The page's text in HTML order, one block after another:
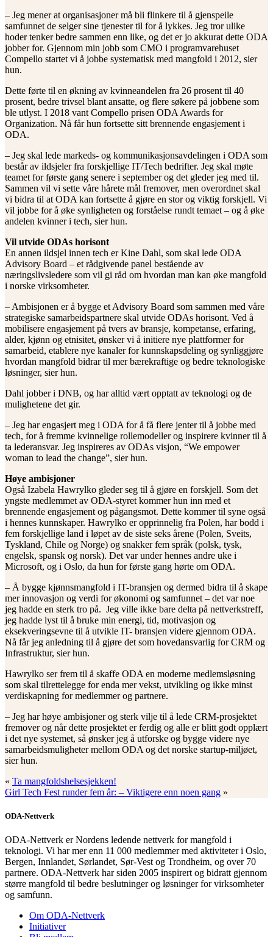
– Jeg mener at organisasjoner må bli flinkere til å gjenspeile
samfunnet de selger sine tjenester til for å lykkes. Jeg tror ulike
hoder tenker bedre sammen enn like, og det er jo akkurat dette ODA
jobber for. Gjennom min jobb som CMO i programvarehuset
Compello startet vi å jobbe systematisk med mangfold i 2012, sier
hun.
Dette førte til en økning av kvinneandelen fra 26 prosent til 40
prosent, bedre trivsel blant ansatte, og flere søkere på jobbene som
ble utlyst. I 2018 vant Compello prisen ODA Awards for
Organization. Nå får hun fortsette sitt brennende engasjement i
ODA.
– Jeg skal lede markeds- og kommunikasjonsavdelingen i ODA som
består av ildsjeler fra forskjellige IT/Tech bedrifter. Jeg skal møte
teamet for første gang senere i september og det gleder jeg med til.
Sammen vil vi sette våre hårete mål fremover, men overordnet skal
vi bidra til at ODA kan fortsette å gjøre en stor og viktig forskjell. Vi
vil jobbe for å øke synligheten og forståelse rundt temaet – og å øke
andelen kvinner i tech, sier hun.
Vil utvide ODAs horisont
En annen ildsjel innen tech er Kine Dahl, som skal lede ODA
Advisory Board – et rådgivende panel bestående av
næringslivsledere som vil gi råd om hvordan man kan øke mangfold
i norske virksomheter.
– Ambisjonen er å bygge et Advisory Board som sammen med våre
strategiske samarbeidspartnere skal utvide ODAs horisont. Ved å
mobilisere engasjement på tvers av bransje, kompetanse, erfaring,
alder, kjønn og etnisitet, ønsker vi å initiere nye plattformer for
samarbeid, etablere nye kanaler for kunnskapsdeling og synliggjøre
hvordan mangfold bidrar til mer bærekraftige og bedre teknologiske
løsninger, sier hun.
Dahl jobber i DNB, og har alltid vært opptatt av teknologi og de
mulighetene det gir.
– Jeg har engasjert meg i ODA for å få flere jenter til å jobbe med
tech, for å fremme kvinnelige rollemodeller og inspirere kvinner til å
ta lederansvar. Jeg inspireres av ODAs visjon, “We empower
woman to lead the change”, sier hun.
Høye ambisjoner
Også Izabela Hawrylko gleder seg til å gjøre en forskjell. Som det
yngste medlemmet av ODA-styret kommer hun inn med et
brennende engasjement og pågangsmot. Dette kommer til syne også
i hennes kunnskaper. Hawrylko er opprinnelig fra Polen, har bodd i
fem forskjellige land i løpet av de siste seks årene (Polen, Sveits,
Tyskland, Chile og Norge) og snakker fem språk (polsk, tysk,
engelsk, spansk og norsk). Det var under hennes andre uke i
Microsoft, og i Oslo, da hun for første gang hørte om ODA.
– Å bygge kjønnsmangfold i IT-bransjen og dermed bidra til å skape
mer innovasjon og verdi for økonomi og samfunnet – det var noe
jeg hadde en sterk tro på. Jeg ville ikke bare delta på nettverkstreff,
jeg hadde lyst til å bruke min energi, tid, motivasjon og
eksekveringsevne til å utvikle IT- bransjen videre gjennom ODA.
Nå får jeg anledning til å gjøre det som hovedansvarlig for CRM og
Infrastruktur, sier hun.
Hawrylko ser frem til å skaffe ODA en moderne medlemsløsning
som skal tilrettelegge for enda mer vekst, utvikling og ikke minst
verdiskapning for medlemmer og partnere.
– Jeg har høye ambisjoner og sterk vilje til å lede CRM-prosjektet
fremover og når dette prosjektet er ferdig og alle er blitt godt opplært
i det nye systemet, så ønsker jeg å utforske og bygge videre nye
samarbeidsmuligheter mellom ODA og det norske startup-miljøet,
sier hun.
« Ta mangfoldshelsesjekken!
Girl Tech Fest runder fem år: – Viktigere enn noen gang »
ODA-Nettverk
ODA-Nettverk er Nordens ledende nettverk for mangfold i
teknologi. Vi har mer enn 11 000 medlemmer med aktiviteter i Oslo,
Bergen, Innlandet, Sørlandet, Sør-Vest og Trondheim, og over 70
partnere. ODA-Nettverk har siden 2005 inspirert og bidratt gjennom
større mangfold til bedre beslutninger og løsninger for virksomheter
og samfunn.
Om ODA-Nettverk
Initiativer